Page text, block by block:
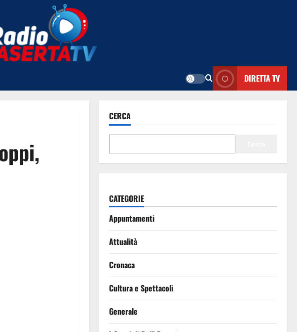
DIRETTA TV
CERCA
CATEGORIE
Appuntamenti
Attualità
Cronaca
Cultura e Spettacoli
Generale